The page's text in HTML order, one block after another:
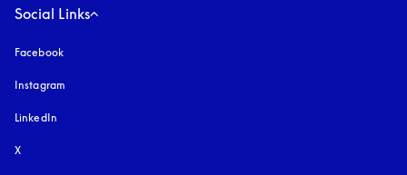
Social Links
Facebook
Instagram
LinkedIn
X